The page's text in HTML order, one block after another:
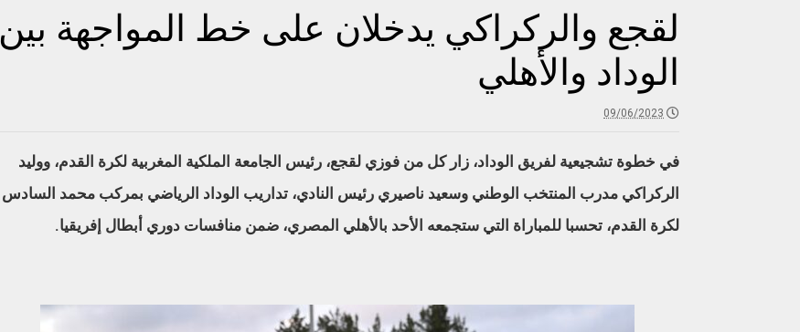
لقجع والركراكي يدخلان على خط المواجهة بين
الوداد والأهلي
09/06/2023
في خطوة تشجيعية لفريق الوداد، زار كل من فوزي لقجع، رئيس الجامعة الملكية المغربية لكرة القدم، ووليد
الركراكي مدرب المنتخب الوطني وسعيد ناصيري رئيس النادي، تداريب الوداد الرياضي بمركب محمد السادس
لكرة القدم، تحسبا للمباراة التي ستجمعه الأحد بالأهلي المصري، ضمن منافسات دوري أبطال إفريقيا.